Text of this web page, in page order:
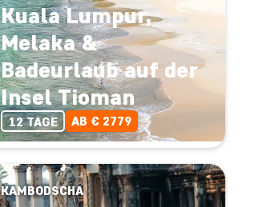
Kuala Lumpur,
Melaka &
Badeurlaub auf der
Insel Tioman
12 TAGE AB € 2779
KAMBODSCHA